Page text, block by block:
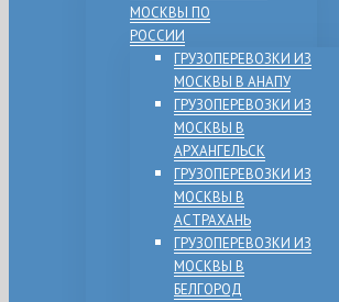
МОСКВЫ ПО
РОССИИ
ГРУЗОПЕРЕВОЗКИ ИЗ
МОСКВЫ В АНАПУ
ГРУЗОПЕРЕВОЗКИ ИЗ
МОСКВЫ В
АРХАНГЕЛЬСК
ГРУЗОПЕРЕВОЗКИ ИЗ
МОСКВЫ В
АСТРАХАНЬ
ГРУЗОПЕРЕВОЗКИ ИЗ
МОСКВЫ В
БЕЛГОРОД